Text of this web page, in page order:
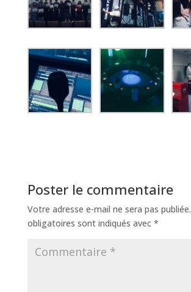
Poster le commentaire
Votre adresse e-mail ne sera pas publiée.
obligatoires sont indiqués avec *